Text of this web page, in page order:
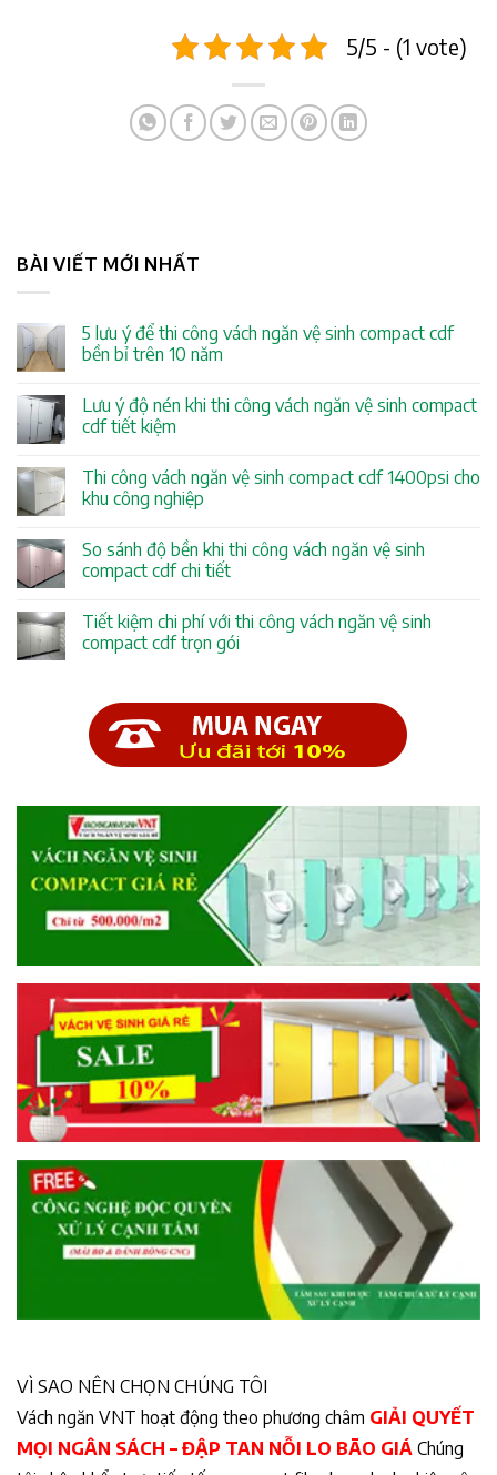
5/5 - (1 vote)
BÀI VIẾT MỚI NHẤT
5 lưu ý để thi công vách ngăn vệ sinh compact cdf
bền bỉ trên 10 năm
Lưu ý độ nén khi thi công vách ngăn vệ sinh compact
cdf tiết kiệm
Thi công vách ngăn vệ sinh compact cdf 1400psi cho
khu công nghiệp
So sánh độ bền khi thi công vách ngăn vệ sinh
compact cdf chi tiết
Tiết kiệm chi phí với thi công vách ngăn vệ sinh
compact cdf trọn gói
VÌ SAO NÊN CHỌN CHÚNG TÔI
Vách ngăn VNT hoạt động theo phương châm GIẢI QUYẾT
MỌI NGÂN SÁCH – ĐẬP TAN NỖI LO BÃO GIÁ Chúng